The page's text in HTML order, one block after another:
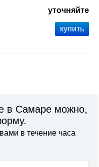
уточняйте
в Самаре можно,
в течение часа